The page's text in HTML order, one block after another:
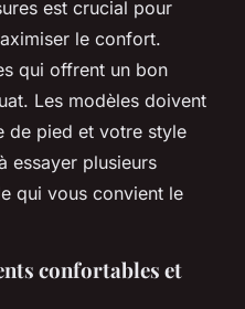
est crucial pour
le confort.
qui offrent un bon
Les modèles doivent
de pied et votre style
essayer plusieurs
qui vous convient le
confortables et